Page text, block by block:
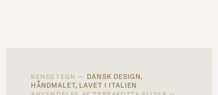
kendetegn —
dansk design,
håndmalet, lavet i italien